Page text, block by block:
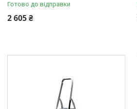
Готово до відправки
2 605 ₴